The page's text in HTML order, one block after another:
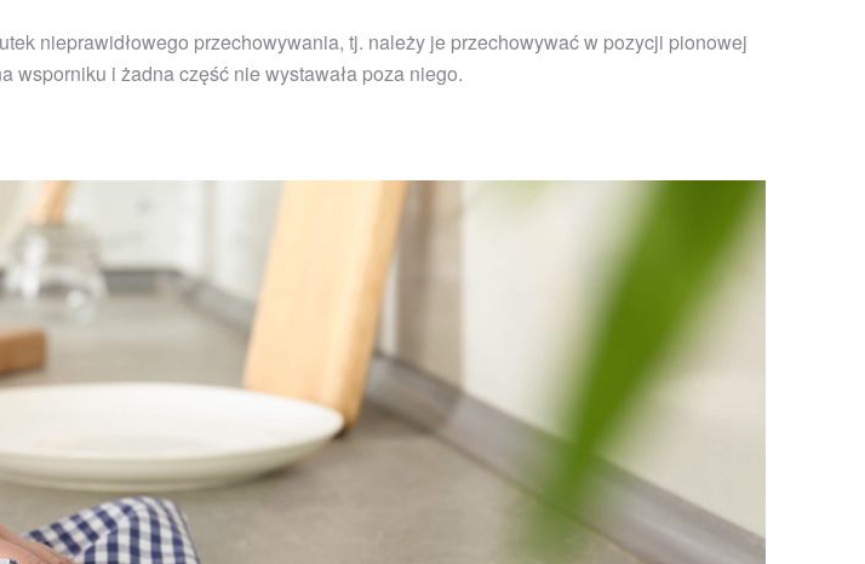
nieprawidłowego przechowywania, tj. należy je przechowywać w pozycji pionowej
wsporniku i żadna część nie wystawała poza niego.